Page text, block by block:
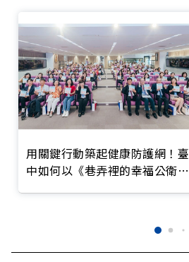
用關鍵行動築起健康防護網！臺
中如何以《巷弄裡的幸福公衛》